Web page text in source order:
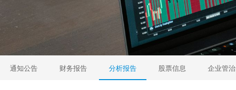
通知公告 财务报告 分析报告 股票信息 企业管治